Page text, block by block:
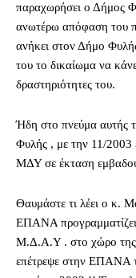
παραχωρήσει ο Δήμος
ανωτέρω απόφαση του
ανήκει στον Δήμο
του το δικαίωμα να
δραστηριότητες του.
Ήδη στο πνεύμα αυτής
Φυλής , με την 11/2003
ΜΔΥ σε έκταση
Θαυμάστε τι λέει ο κ.
ΕΠΑΝΑ προγραμματίζει
Μ.Δ.Α.Υ . στο χώρο
επέτρεψε στην ΕΠΑΝΑ